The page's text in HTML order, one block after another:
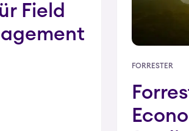
Field
FORRESTER